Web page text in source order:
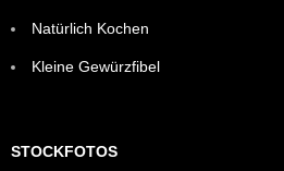
Natürlich Kochen
Kleine Gewürzfibel
STOCKFOTOS